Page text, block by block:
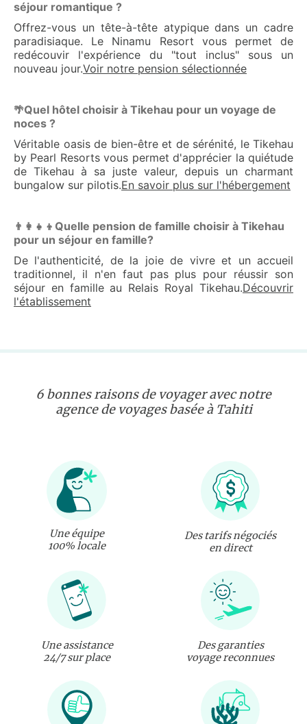
séjour romantique ?
Offrez-vous un tête-à-tête atypique dans un cadre
paradisiaque. Le Ninamu Resort vous permet de
redécouvir l'expérience du "tout inclus" sous un
nouveau jour.Voir notre pension sélectionnée
🌴Quel hôtel choisir à Tikehau pour un voyage de
noces ?
Véritable oasis de bien-être et de sérénité, le Tikehau
by Pearl Resorts vous permet d'apprécier la quiétude
de Tikehau à sa juste valeur, depuis un charmant
bungalow sur pilotis.En savoir plus sur l'hébergement
👨‍👩‍👧‍👦 Quelle pension de famille choisir à Tikehau
pour un séjour en famille?
De l'authenticité, de la joie de vivre et un accueil
traditionnel, il n'en faut pas plus pour réussir son
séjour en famille au Relais Royal Tikehau.Découvrir
l'établissement
6 bonnes raisons de voyager avec notre
agence de voyages basée à Tahiti
Une équipe
100% locale
Des tarifs négociés
en direct
Une assistance
24/7 sur place
Des garanties
voyage reconnues